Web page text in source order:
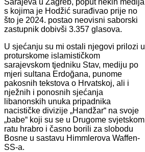
s kojima je Hodžić surađivao prije no
što je 2024. postao neovisni saborski
zastupnik dobivši 3.357 glasova.
U sjećanju su mi ostali njegovi prilozi u
proturskome islamističkom
sarajevskom tjedniku Stav, mediju po
mjeri sultana Erdoğana, punome
pakosnih tekstova o Hrvatskoj, ali i
nježnih i ponosnih sjećanja
libanonskih unuka pripadnika
nacističke divizije „Handžar“ na svoje
„babe“ koji su se u Drugome svjetskom
ratu hrabro i časno borili za slobodu
Bosne u sastavu Himmlerova Waffen-
SS-a.